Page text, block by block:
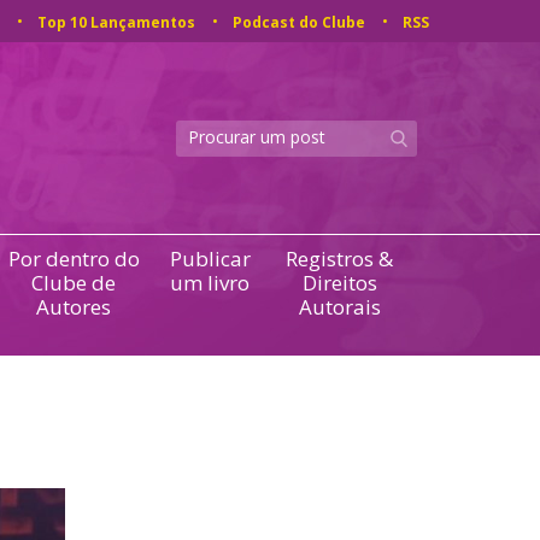
Top 10 Lançamentos Podcast do Clube RSS
Por dentro do
Clube de
Autores
Publicar
um livro
Registros &
Direitos
Autorais